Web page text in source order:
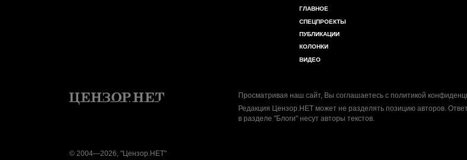
ГЛАВНОЕ
СПЕЦПРОЕКТЫ
ПУБЛИКАЦИИ
КОЛОНКИ
ВИДЕО
Просматривая наш сайт, Вы соглашаетесь с политикой
Редакция Цензор.НЕТ может не разделять позицию авторов.
в разделе "Блоги" несут авторы текстов.
© 2004—2026, "Цензор.НЕТ"